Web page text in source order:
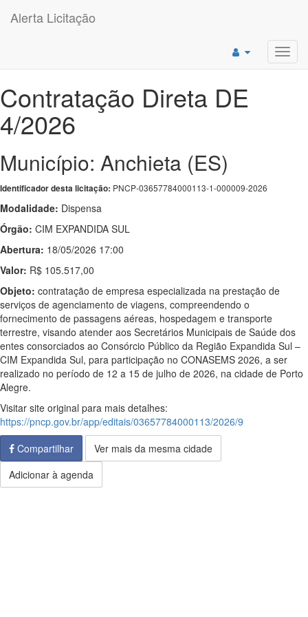
Alerta Licitação
Contratação Direta DE
4/2026
Município: Anchieta (ES)
Identificador desta licitação: PNCP-03657784000113-1-000009-2026
Modalidade: Dispensa
Órgão: CIM EXPANDIDA SUL
Abertura: 18/05/2026 17:00
Valor: R$ 105.517,00
Objeto: contratação de empresa especializada na prestação de
serviços de agenciamento de viagens, compreendendo o
fornecimento de passagens aéreas, hospedagem e transporte
terrestre, visando atender aos Secretários Municipais de Saúde dos
entes consorciados ao Consórcio Público da Região Expandida Sul –
CIM Expandida Sul, para participação no CONASEMS 2026, a ser
realizado no período de 12 a 15 de julho de 2026, na cidade de Porto
Alegre.
Visitar site original para mais detalhes:
https://pncp.gov.br/app/editais/03657784000113/2026/9
Compartilhar
Ver mais da mesma cidade
Adicionar à agenda